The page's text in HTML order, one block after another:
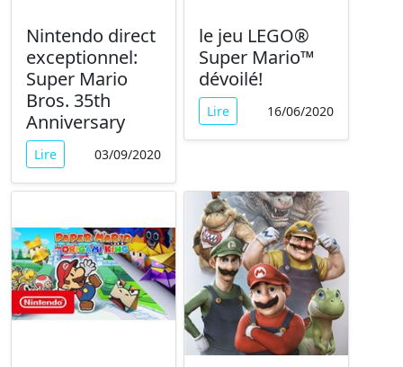
Nintendo direct
exceptionnel:
Super Mario
Bros. 35th
Anniversary
Lire 03/09/2020
le jeu LEGO®
Super Mario™
dévoilé!
Lire 16/06/2020